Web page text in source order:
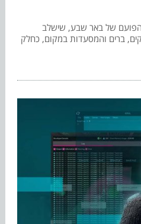
הפועם של באר שבע, שישלב
ברים והמסעדות במקום, כחלק